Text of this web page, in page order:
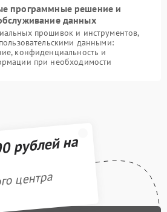
программные решение и
данных
прошивок и инструментов,
данными:
конфиденциальность и
при необходимости
рублей на
центра